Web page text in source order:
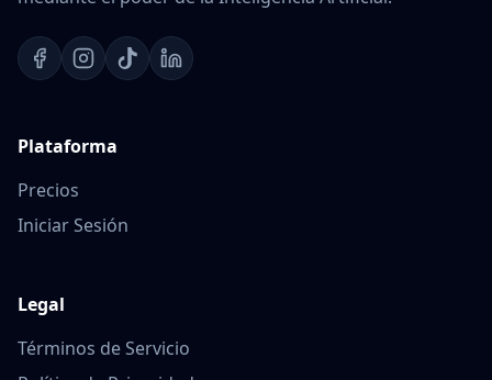
Plataforma
Precios
Iniciar Sesión
Legal
Términos de Servicio